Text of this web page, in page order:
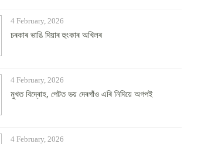
4 February, 2026
চৰকাৰ ভাঙি দিয়াৰ হুংকাৰ অখিলৰ
4 February, 2026
মুখত বিদ্ৰোহ, পেটত ভয় দেৰগাঁও এৰি নিদিয়ে অগপই
4 February, 2026